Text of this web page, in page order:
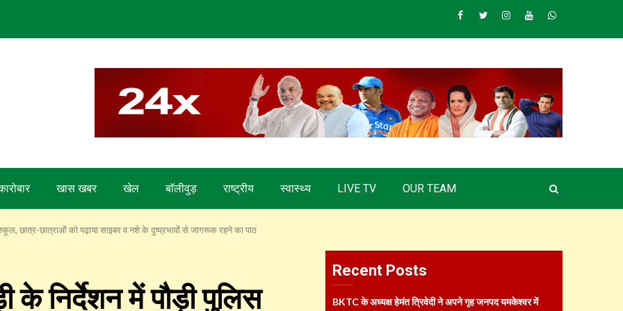
Facebook
TwitterInstagram
YoutubeWhatsapp
खास खबर खेल बाॅलीवुड़ राष्ट्रीय स्वास्थ्य LIVE TV OUR TEAM
छात्र-छात्राओं को पढ़ाया साइबर व नशे के दुष्प्रभावों से जागरूक रहने का पाठ
के निर्देशन में पौड़ी पुलिस
Recent Posts
BKTC के अध्यक्ष हेमंत त्रिवेदी ने अपने गृह जनपद यमकेश्वर में